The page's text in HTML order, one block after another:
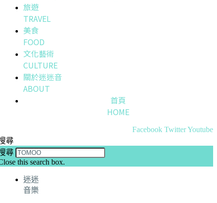
旅遊
TRAVEL
美食
FOOD
文化藝術
CULTURE
關於迷迷音
ABOUT
首頁
HOME
Facebook TwitterYoutube
尋
尋
this search box.
迷迷
音樂